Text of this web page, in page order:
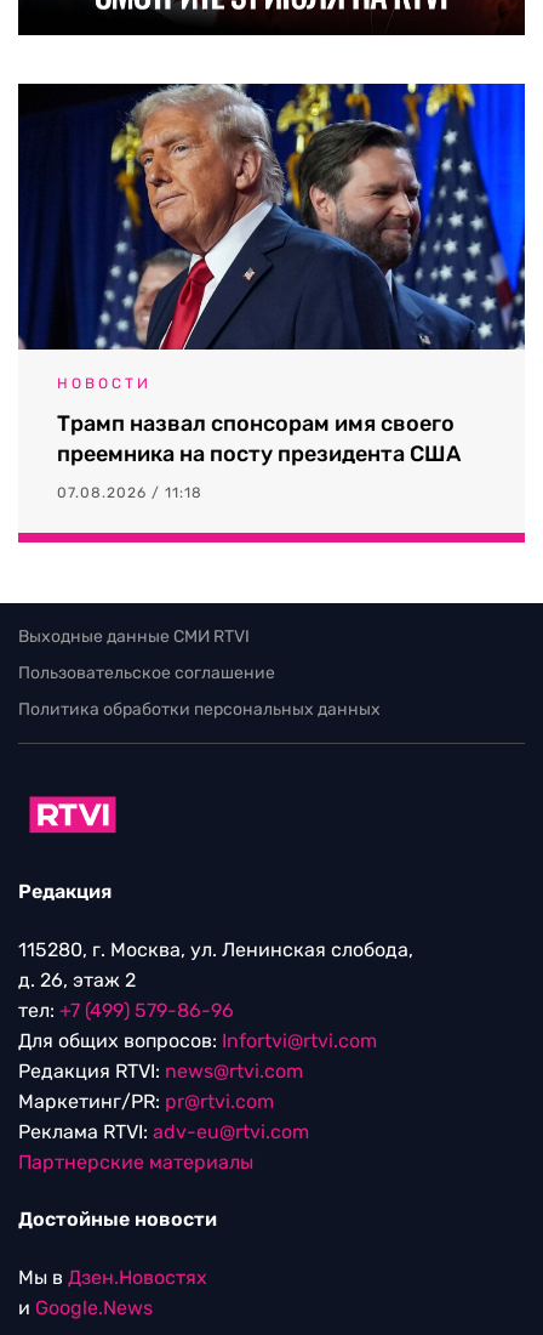
НОВОСТИ
Трамп назвал спонсорам имя своего
преемника на посту президента США
07.08.2026 / 11:18
Выходные данные СМИ RTVI
Пользовательское соглашение
Политика обработки персональных данных
Редакция
115280, г. Москва, ул. Ленинская слобода,
д. 26, этаж 2
тел: +7 (499) 579-86-96
Для общих вопросов: Infortvi@rtvi.com
Редакция RTVI: news@rtvi.com
Маркетинг/PR: pr@rtvi.com
Реклама RTVI: adv-eu@rtvi.com
Партнерские материалы
Достойные новости
Мы в Дзен.Новостях
и Google.News